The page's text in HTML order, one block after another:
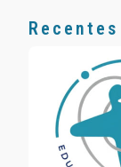
Recentes